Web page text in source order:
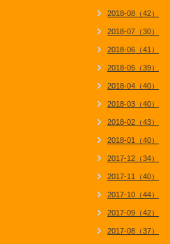
2018-08（42）
2018-07（30）
2018-06（41）
2018-05（39）
2018-04（40）
2018-03（40）
2018-02（43）
2018-01（40）
2017-12（34）
2017-11（40）
2017-10（44）
2017-09（42）
2017-08（37）